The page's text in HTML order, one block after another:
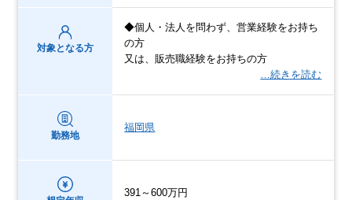
対象となる方
◆個人・法人を問わず、営業経験をお持ち
の方
又は、販売職経験をお持ちの方
…続きを読む
勤務地
福岡県
391～600万円